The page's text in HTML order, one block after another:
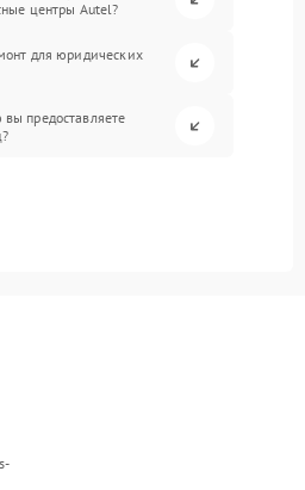
центры Autel?
для юридических
предоставляете